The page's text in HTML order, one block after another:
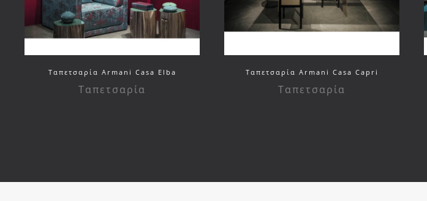
Ταπετσαρία Armani Casa Elba
Ταπετσαρία
Ταπετσαρία Armani Casa Capri
Ταπετσαρία